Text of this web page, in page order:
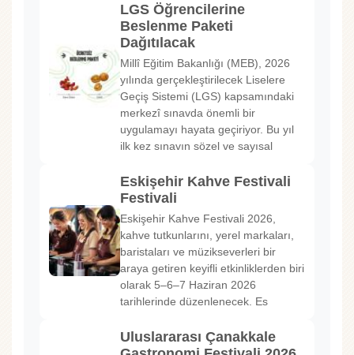
LGS Öğrencilerine
Beslenme Paketi
Dağıtılacak
Millî Eğitim Bakanlığı (MEB), 2026
yılında gerçekleştirilecek Liselere
Geçiş Sistemi (LGS) kapsamındaki
merkezî sınavda önemli bir
uygulamayı hayata geçiriyor. Bu yıl
ilk kez sınavın sözel ve sayısal
Eskişehir Kahve Festivali
Festivali
Eskişehir Kahve Festivali 2026,
kahve tutkunlarını, yerel markaları,
baristaları ve müzikseverleri bir
araya getiren keyifli etkinliklerden biri
olarak 5–6–7 Haziran 2026
tarihlerinde düzenlenecek. Es
Uluslararası Çanakkale